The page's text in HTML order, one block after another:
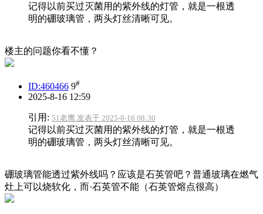
记得以前买过灭菌用的紫外线的灯管，就是一根透
明的硼玻璃管，两头灯丝清晰可见。
楼主的问题你看不懂？
ID:460466 9#
2025-8-16 12:59
引用: 51老鹰 发表于 2025-8-16 08:30
记得以前买过灭菌用的紫外线的灯管，就是一根透
明的硼玻璃管，两头灯丝清晰可见。
硼玻璃管能透过紫外线吗？应该是石英管吧？普通玻璃在燃气
灶上可以烧软化，而·石英管不能（石英管熔点很高）